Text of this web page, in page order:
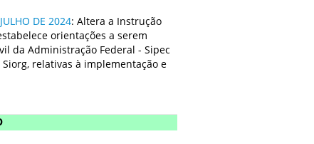
DE 2024: Altera a Instrução
orientações a serem
da Administração Federal - Sipec
relativas à implementação e